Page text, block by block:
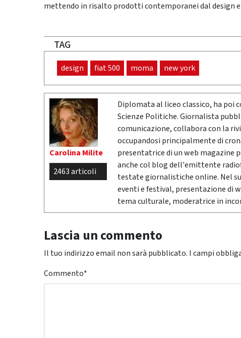
mettendo in risalto prodotti contemporanei dal design
TAG
design fiat 500 moma new york
Carolina Milite
2463 articoli
Diplomata al liceo classico, ha poi
Scienze Politiche. Giornalista
comunicazione, collabora con la
occupandosi principalmente di
presentatrice di un web
anche col blog dell'emittente
testate giornalistiche online. Nel
eventi e festival, presentazione di
tema culturale, moderatrice in
Lascia un commento
Il tuo indirizzo email non sarà pubblicato. I campi
Commento*